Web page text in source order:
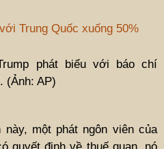
phát biểu với báo chí
(Ảnh: AP)
một phát ngôn viên của